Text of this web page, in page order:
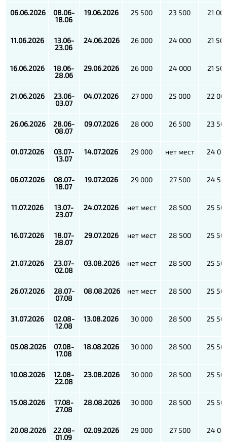
06.06.2026
08.06-
18.06
19.06.2026 25 500 23 500 21
11.06.2026
13.06-
23.06
24.06.2026 26 000 24 000 21
16.06.2026
18.06-
28.06
29.06.2026 26 000 24 000 21
21.06.2026
23.06-
03.07
04.07.2026 27 000 25 000 22
26.06.2026
28.06-
08.07
09.07.2026 28 000 26 500 23
01.07.2026
03.07-
13.07
14.07.2026 29 000 нет мест 24
06.07.2026
08.07-
18.07
19.07.2026 29 000 27 500 24
11.07.2026
13.07-
23.07
24.07.2026 нет мест 28 500 25
16.07.2026
18.07-
28.07
29.07.2026 нет мест 28 500 25
21.07.2026
23.07-
02.08
03.08.2026 нет мест 28 500 25
26.07.2026
28.07-
07.08
08.08.2026 нет мест 28 500 25
31.07.2026
02.08-
12.08
13.08.2026 30 000 28 500 25
05.08.2026
07.08-
17.08
18.08.2026 30 000 28 500 25
10.08.2026
12.08-
22.08
23.08.2026 30 000 28 500 25
15.08.2026
17.08-
27.08
28.08.2026 30 000 28 500 25
20.08.2026
22.08-
01.09
02.09.2026 29 000 27 500 24